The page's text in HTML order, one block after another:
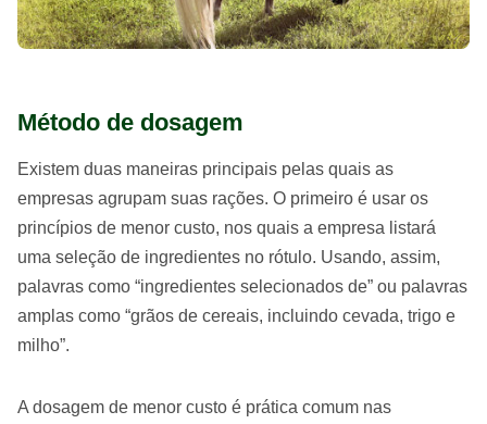
Método de dosagem
Existem duas maneiras principais pelas quais as
empresas agrupam suas rações. O primeiro é usar os
princípios de menor custo, nos quais a empresa listará
uma seleção de ingredientes no rótulo. Usando, assim,
palavras como “ingredientes selecionados de” ou palavras
amplas como “grãos de cereais, incluindo cevada, trigo e
milho”.
A dosagem de menor custo é prática comum nas